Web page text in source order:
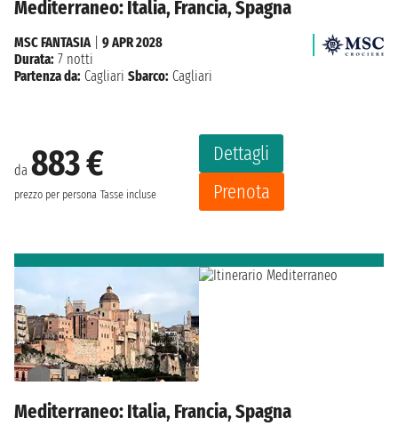
Mediterraneo: Italia, Francia, Spagna
da 883 €
prezzo per persona Tasse incluse
Dettagli
Prenota
MSC FANTASIA| 9 APR 2028
Durata: 7 notti
Partenza da: Cagliari Sbarco: Cagliari
Mediterraneo: Italia, Francia, Spagna